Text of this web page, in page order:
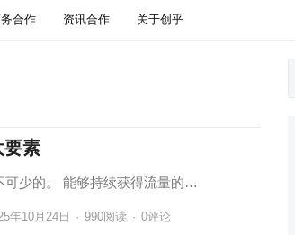
合作 资讯合作 关于创乎
要素
可少的。 能够持续获得流量的…
年10月24日 · 990阅读 · 0评论